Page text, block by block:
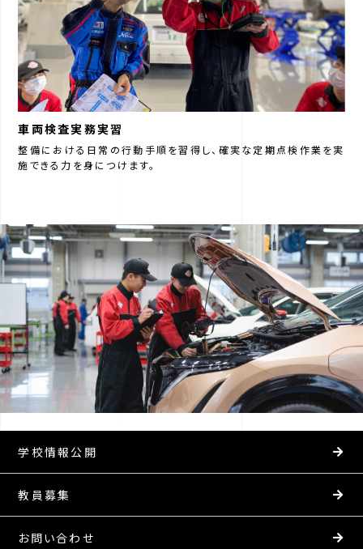
車両検査実務実習
整備における日常の行動手順を習得し、確実な定期点検作業を実
施できる力を身につけます。
学校情報公開
教員募集
お問い合わせ